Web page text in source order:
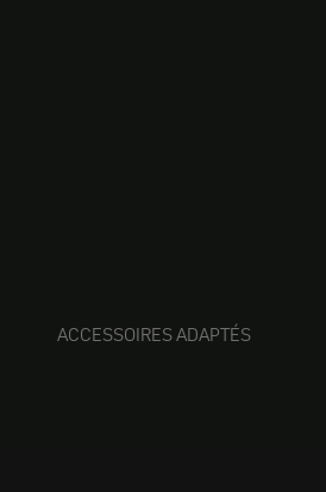
ACCESSOIRES ADAPTÉS